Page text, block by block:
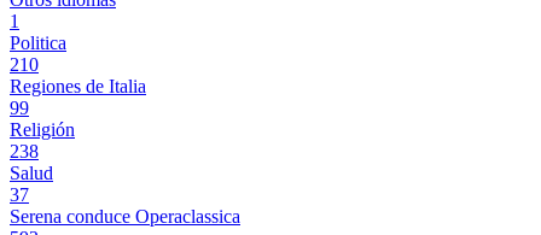
1
Politica
210
Regiones de Italia
99
Religión
238
Salud
37
Serena conduce Operaclassica